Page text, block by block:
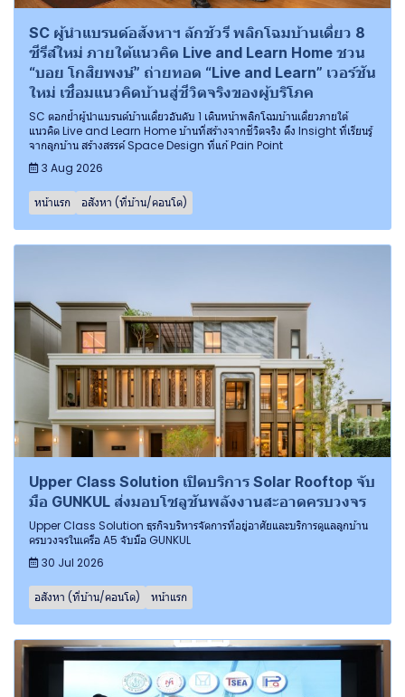
SC ผู้นำแบรนด์อสังหาฯ ลักชัวรี พลิกโฉมบ้านเดี่ยว 8
ซีรีส์ใหม่ ภายใต้แนวคิด Live and Learn Home ชวน
“บอย โกสิยพงษ์” ถ่ายทอด “Live and Learn” เวอร์ชัน
ใหม่ เชื่อมแนวคิดบ้านสู่ชีวิตจริงของผู้บริโภค
SC ตอกย้ำผู้นำแบรนด์บ้านเดี่ยวอันดับ 1 เดินหน้าพลิกโฉมบ้านเดี่ยวภายใต้
แนวคิด Live and Learn Home บ้านที่สร้างจากชีวิตจริง ดึง Insight ที่เรียนรู้
จากลูกบ้าน สร้างสรรค์ Space Design ที่แก้ Pain Point
3 Aug 2026
หน้าแรก อสังหา (ที่บ้าน/คอนโด)
Upper Class Solution เปิดบริการ Solar Rooftop จับ
มือ GUNKUL ส่งมอบโซลูชันพลังงานสะอาดครบวงจร
Upper Class Solution ธุรกิจบริหารจัดการที่อยู่อาศัยและบริการดูแลลูกบ้าน
ครบวงจรในเครือ A5 จับมือ GUNKUL
30 Jul 2026
อสังหา (ที่บ้าน/คอนโด) หน้าแรก